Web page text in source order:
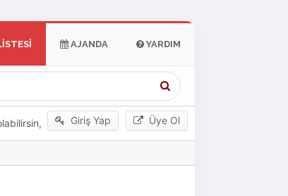
AJANDA YARDIM
Giriş Yap Üye Ol